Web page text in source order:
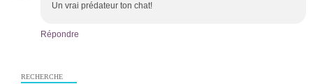
Un vrai prédateur ton chat!
Répondre
RECHERCHE